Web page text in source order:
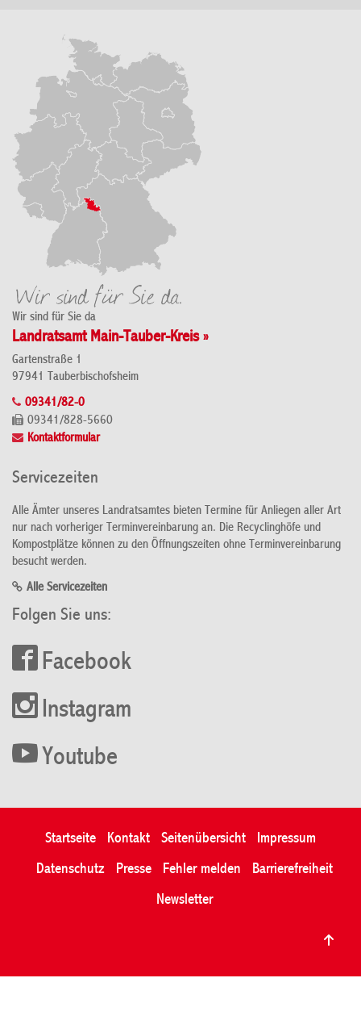
Wir sind für Sie da
Landratsamt Main-Tauber-Kreis »
Gartenstraße 1
97941 Tauberbischofsheim
09341/82-0
09341/828-5660
Kontaktformular
Servicezeiten
Alle Ämter unseres Landratsamtes bieten Termine für Anliegen aller Art
nur nach vorheriger Terminvereinbarung an. Die Recyclinghöfe und
Kompostplätze können zu den Öffnungszeiten ohne Terminvereinbarung
besucht werden.
Alle Servicezeiten
Folgen Sie uns:
Facebook
Instagram
Youtube
Startseite Kontakt Seitenübersicht
Impressum
Datenschutz
Presse Fehler melden
Barrierefreiheit
Newsletter